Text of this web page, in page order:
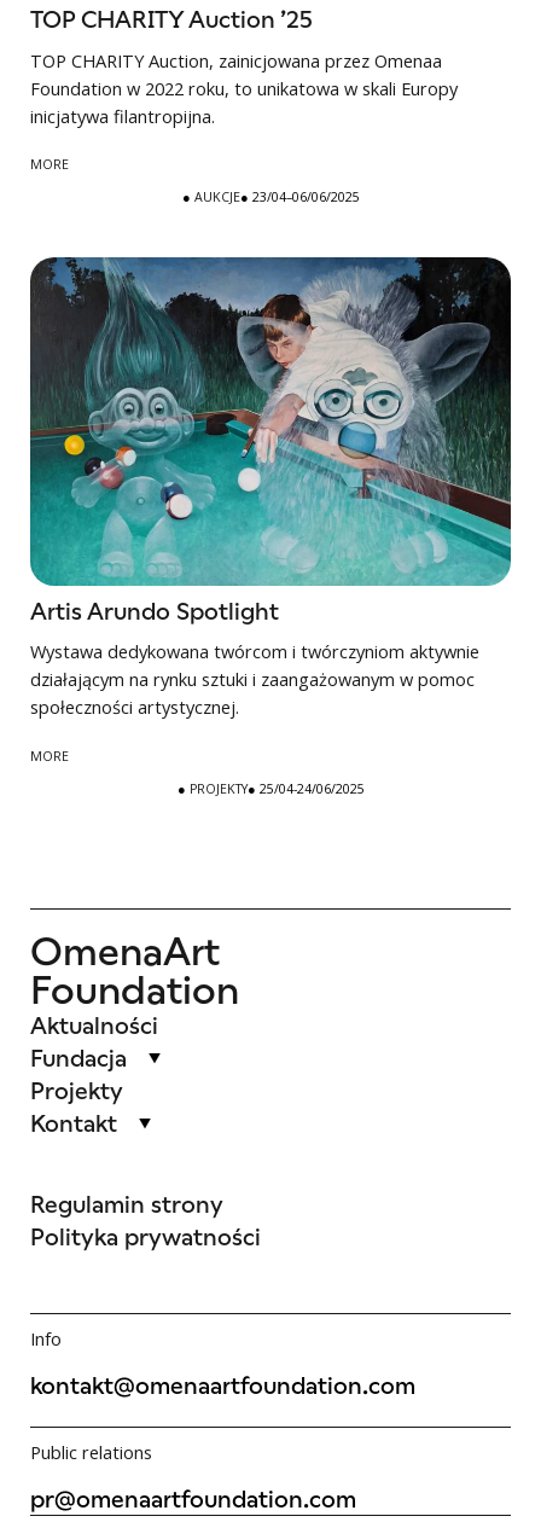
TOP CHARITY Auction ’25
TOP CHARITY Auction, zainicjowana przez Omenaa
Foundation w 2022 roku, to unikatowa w skali Europy
inicjatywa filantropijna.
MORE
● AUKCJE● 23/04–06/06/2025
Artis Arundo Spotlight
Wystawa dedykowana twórcom i twórczyniom aktywnie
działającym na rynku sztuki i zaangażowanym w pomoc
społeczności artystycznej.
MORE
● PROJEKTY● 25/04-24/06/2025
OmenaArt
Foundation
Aktualności
Fundacja
Projekty
Kontakt
Regulamin strony
Polityka prywatności
Info
kontakt@omenaartfoundation.com
Public relations
pr@omenaartfoundation.com